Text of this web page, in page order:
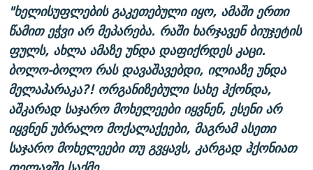
"ხელისუფლების გაკეთებული იყო, ამაში ერთი
წამით ეჭვი არ მეპარება. რაში ხარჯავენ ბიუჯეტის
ფულს, ახლა ამაზე უნდა დაფიქრდეს კაცი.
ბოლო-ბოლო რას დავაშავებდი, ილიაზე უნდა
მელაპარაკა?! ორგანიზებული სახე ჰქონდა,
აშკარად საჯარო მოხელეები იყვნენ, ესენი არ
იყვნენ უბრალო მოქალაქეები, მაგრამ ასეთი
საჯარო მოხელეები თუ გვყავს, კარგად ჰქონიათ